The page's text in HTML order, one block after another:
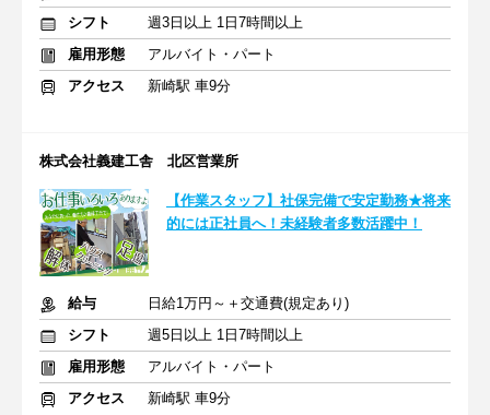
シフト
週3日以上 1日7時間以上
雇用形態
アルバイト・パート
アクセス
新崎駅 車9分
株式会社義建工舎 北区営業所
【作業スタッフ】社保完備で安定勤務★将来
的には正社員へ！未経験者多数活躍中！
給与
日給1万円～＋交通費(規定あり)
シフト
週5日以上 1日7時間以上
雇用形態
アルバイト・パート
アクセス
新崎駅 車9分